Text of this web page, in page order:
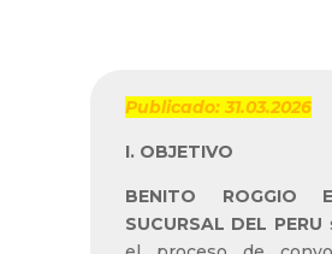
Publicado: 31.03.2026
I. OBJETIVO
BENITO ROGGIO
SUCURSAL DEL PERU